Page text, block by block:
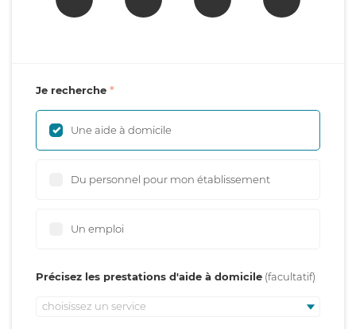
Je recherche
Une aide à domicile
Du personnel pour mon établissement
Un emploi
Précisez les prestations d'aide à domicile
choisissez un service